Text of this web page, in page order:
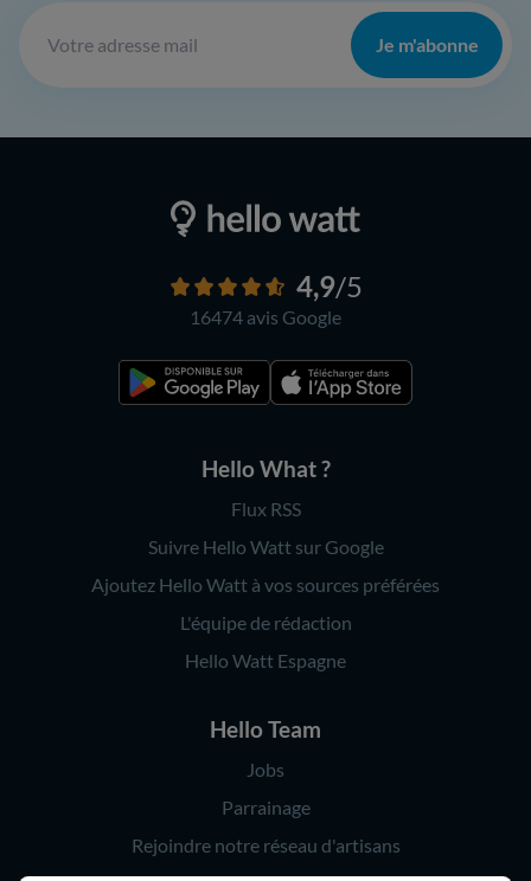
Je m'abonne
4,9/5
16474 avis Google
Hello What ?
Flux RSS
Suivre Hello Watt sur Google
Ajoutez Hello Watt à vos sources préférées
L'équipe de rédaction
Hello Watt Espagne
Hello Team
Jobs
Parrainage
Rejoindre notre réseau d'artisans